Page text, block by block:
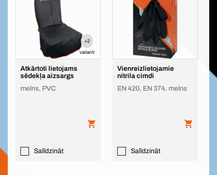
+2
varianti
Atkārtoti lietojams
sēdekļa aizsargs
melns, PVC
Salīdzināt
Vienreizlietojamie
nitrila cimdi
EN 420, EN 374, melns
Salīdzināt